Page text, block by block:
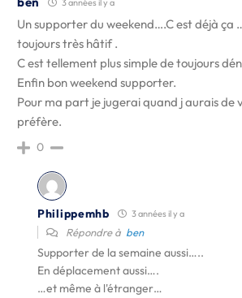
3 années il y a
Un supporter du weekend….C est déjà ça
toujours très hâtif .
C est tellement plus simple de toujours
Enfin bon weekend supporter.
Pour ma part je jugerai quand j aurais de
préfère.
0
Philippemhb 3 années il y a
Répondre à ben
Supporter de la semaine aussi…..
En déplacement aussi….
…et même à l'étranger…